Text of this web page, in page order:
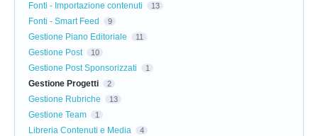
Fonti - Importazione contenuti 13
Fonti - Smart Feed 9
Gestione Piano Editoriale 11
Gestione Post 10
Gestione Post Sponsorizzati 1
Gestione Progetti 2
Gestione Rubriche 13
Gestione Team 1
Libreria Contenuti e Media 4